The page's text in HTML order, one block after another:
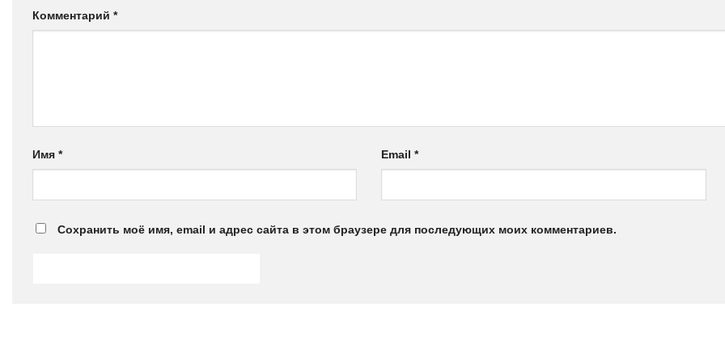
Комментарий *
Имя * Email*
Сохранить моё имя, email и адрес сайта в этом браузере для последующих моих комментариев.